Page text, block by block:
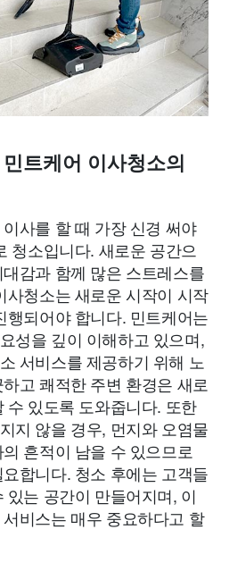
트케어 이사청소의
사를 할 때 가장 신경 써야
청소입니다. 새로운 공간으
감과 함께 많은 스트레스를
사청소는 새로운 시작이 시작
행되어야 합니다. 민트케어는
성을 깊이 이해하고 있으며,
서비스를 제공하기 위해 노
고 쾌적한 주변 환경은 새로
수 있도록 도와줍니다. 또한
지 않을 경우, 먼지와 오염물
흔적이 남을 수 있으므로
합니다. 청소 후에는 고객들
있는 공간이 만들어지며, 이
비스는 매우 중요하다고 할